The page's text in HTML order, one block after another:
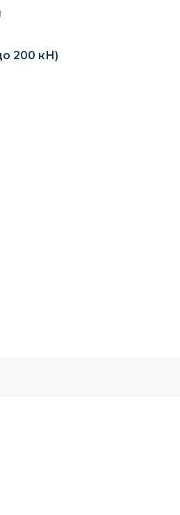
200 кН)